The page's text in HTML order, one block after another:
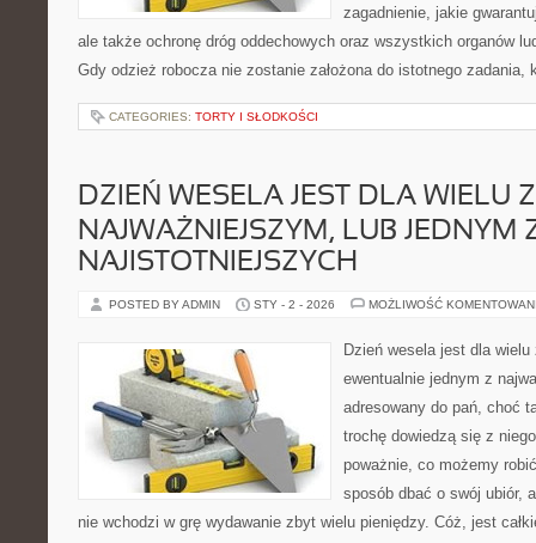
zagadnienie, jakie
ale także ochronę dróg oddechowych oraz wszystkich organów
Gdy odzież robocza nie zostanie założona do istotnego
CATEGORIES: TORTY I SŁODKOŚCI
DZIEŃ WESELA JEST DLA WIELU
NAJWAŻNIEJSZYM, LUB JEDNYM
NAJISTOTNIEJSZYCH
POSTED BY ADMIN STY - 2 - 2026 MOŻLIWOŚĆ
Dzień wesela jest dla
ewentualnie jednym z
adresowany do pań, choć
trochę dowiedzą się z
poważnie, co możemy
sposób dbać o swój ubiór,
nie wchodzi w grę wydawanie zbyt wielu pieniędzy. Cóż, jest